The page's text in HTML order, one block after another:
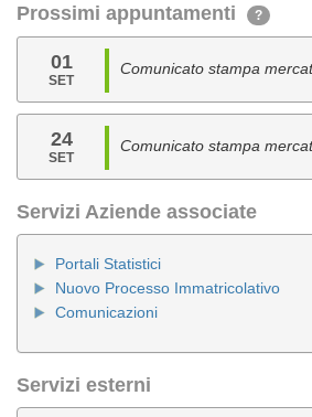
Prossimi appuntamenti ?
01
SET
Comunicato stampa
24
SET
Comunicato stampa
Servizi Aziende associate
Portali Statistici
Nuovo Processo Immatricolativo
Comunicazioni
Servizi esterni